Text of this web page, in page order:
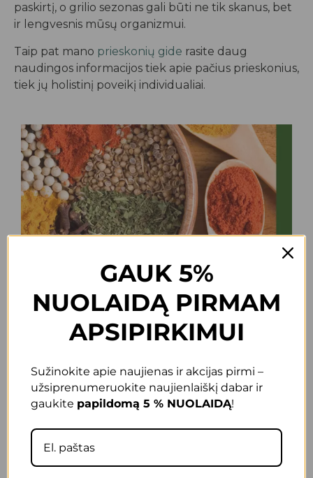
paskirtį, o grilio sezonas gali būti ne tik skanus, bet
ir lengvesnis mūsų organizmui.
Taip pat mano prieskonių gide rasite daug
naudingos informacijos tiek apie pačius prieskonius,
tiek jų holistinį poveikį individualiai.
Prieskonių terapija Ajurvedoje | 91 psl. gidas + 1 val.
GAUK 5%
NUOLAIDĄ PIRMAM
APSIPIRKIMUI
Sužinokite apie naujienas ir akcijas pirmi –
užsiprenumeruokite naujienlaiškį dabar ir
gaukite papildomą 5 % NUOLAIDĄ!